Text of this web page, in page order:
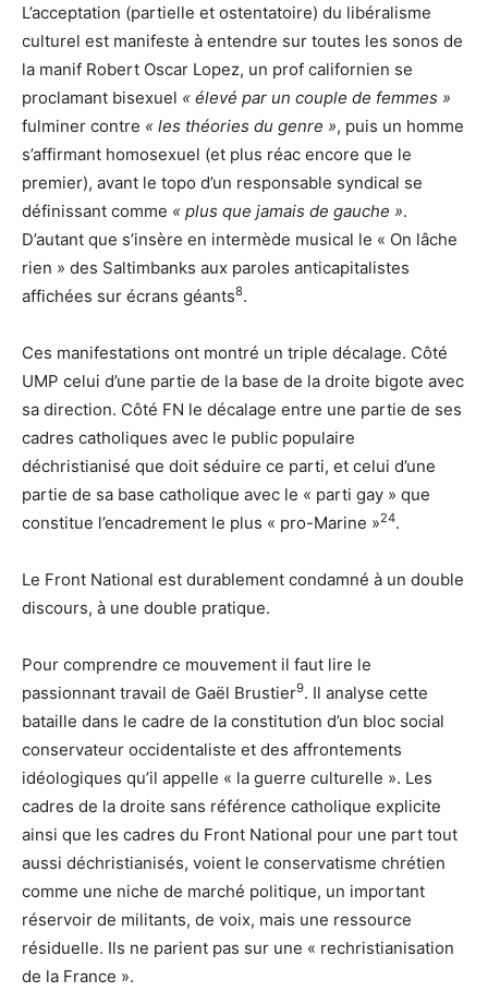
L’acceptation (partielle et ostentatoire) du libéralisme
culturel est manifeste à entendre sur toutes les sonos de
la manif Robert Oscar Lopez, un prof californien se
proclamant bisexuel « élevé par un couple de femmes »
fulminer contre « les théories du genre », puis un homme
s’affirmant homosexuel (et plus réac encore que le
premier), avant le topo d’un responsable syndical se
définissant comme « plus que jamais de gauche ».
D’autant que s’insère en intermède musical le « On lâche
rien » des Saltimbanks aux paroles anticapitalistes
affichées sur écrans géants8.
Ces manifestations ont montré un triple décalage. Côté
UMP celui d’une partie de la base de la droite bigote avec
sa direction. Côté FN le décalage entre une partie de ses
cadres catholiques avec le public populaire
déchristianisé que doit séduire ce parti, et celui d’une
partie de sa base catholique avec le « parti gay » que
constitue l’encadrement le plus « pro-Marine »24.
Le Front National est durablement condamné à un double
discours, à une double pratique.
Pour comprendre ce mouvement il faut lire le
passionnant travail de Gaël Brustier9. Il analyse cette
bataille dans le cadre de la constitution d’un bloc social
conservateur occidentaliste et des affrontements
idéologiques qu’il appelle « la guerre culturelle ». Les
cadres de la droite sans référence catholique explicite
ainsi que les cadres du Front National pour une part tout
aussi déchristianisés, voient le conservatisme chrétien
comme une niche de marché politique, un important
réservoir de militants, de voix, mais une ressource
résiduelle. Ils ne parient pas sur une « rechristianisation
de la France ».